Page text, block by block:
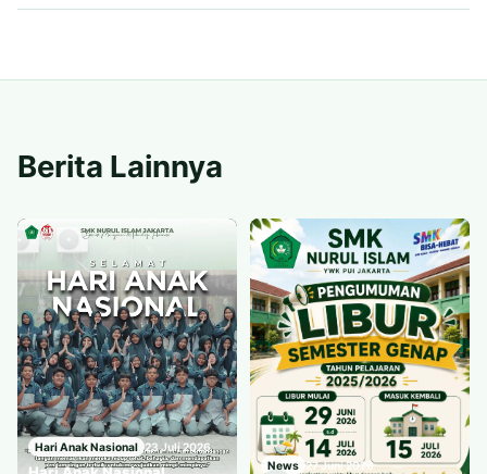
Berita Lainnya
Hari Anak Nasional 23 Juli 2026
News 27 Juni 2026
Pentas Seni 19 Juni 2026